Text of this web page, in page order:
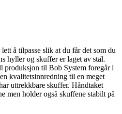
å tilpasse slik at du får det som du
hyller og skuffer er laget av stål.
produksjon til Bob System foregår i
kvalitetsinnredning til en meget
uttrekkbare skuffer. Håndtaket
men holder også skuffene stabilt på